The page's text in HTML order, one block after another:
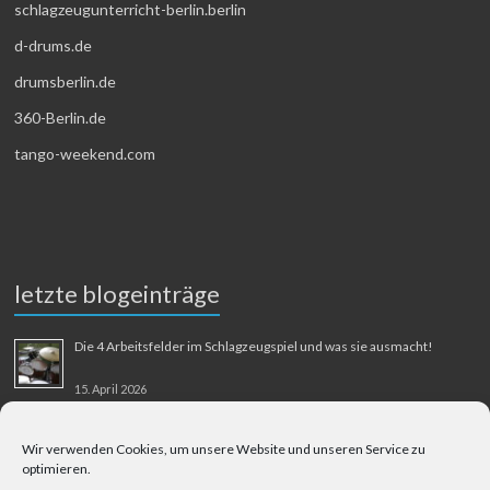
Wir verwenden Cookies, um unsere Website und unseren Service zu
optimieren.
schlagzeugunterricht-berlin.berlin
d-drums.de
drumsberlin.de
360-Berlin.de
tango-weekend.com
letzte blogeinträge
Die 4 Arbeitsfelder im Schlagzeugspiel und was sie ausmacht!
15. April 2026
31. August 2025